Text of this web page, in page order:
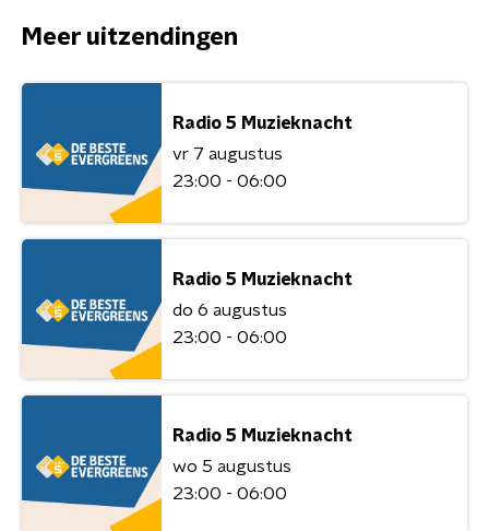
Meer uitzendingen
Radio 5 Muzieknacht
vr 7 augustus
23:00 - 06:00
Radio 5 Muzieknacht
do 6 augustus
23:00 - 06:00
Radio 5 Muzieknacht
wo 5 augustus
23:00 - 06:00